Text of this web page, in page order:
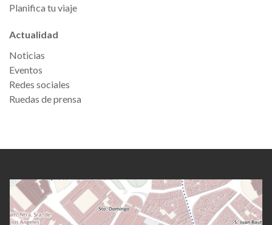
Planifica tu viaje
Actualidad
Noticias
Eventos
Redes sociales
Ruedas de prensa